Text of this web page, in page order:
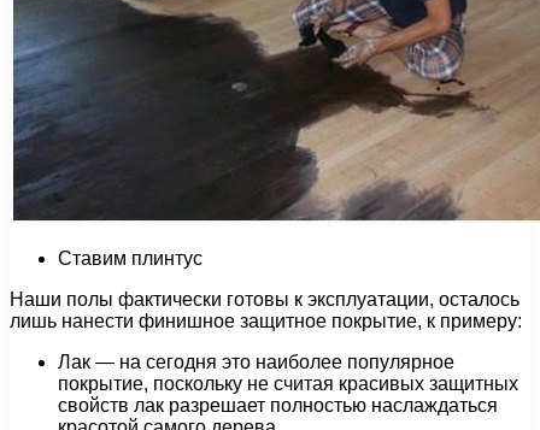
Ставим плинтус
Наши полы фактически готовы к эксплуатации, осталось
лишь нанести финишное защитное покрытие, к примеру:
Лак — на сегодня это наиболее популярное
покрытие, поскольку не считая красивых защитных
свойств лак разрешает полностью наслаждаться